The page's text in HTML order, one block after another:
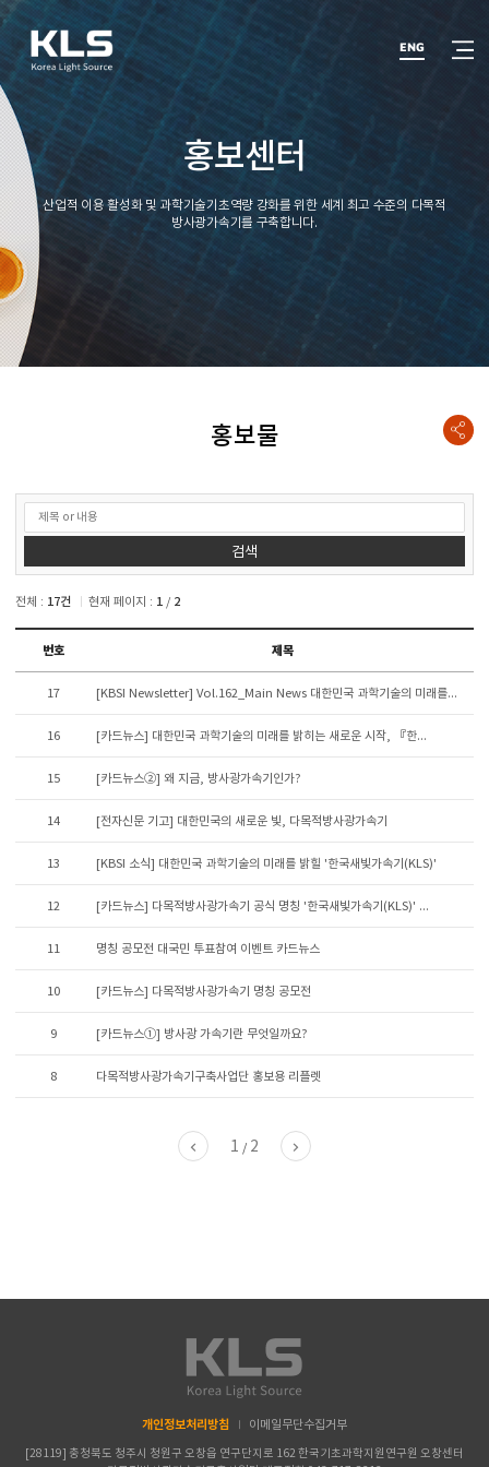
반복영역
건너뛰기
ENG 열기
홍보센터
산업적 이용 활성화 및 과학기술기초역량 강화를 위한 세계 최고 수준의 다목적
방사광가속기를 구축합니다.
홍보물
검색
전체 : 17건 현재 페이지 : 1/ 2
번호 제목
17 [KBSI Newsletter] Vol.162_Main News 대한민국 과학기술의 미래를...
16 [카드뉴스] 대한민국 과학기술의 미래를 밝히는 새로운 시작, 『한...
15 [카드뉴스②] 왜 지금, 방사광가속기인가?
14 [전자신문 기고] 대한민국의 새로운 빛, 다목적방사광가속기
13 [KBSI 소식] 대한민국 과학기술의 미래를 밝힐 '한국새빛가속기(KLS)'
12 [카드뉴스] 다목적방사광가속기 공식 명칭 '한국새빛가속기(KLS)' ...
11 명칭 공모전 대국민 투표참여 이벤트 카드뉴스
10 [카드뉴스] 다목적방사광가속기 명칭 공모전
9 [카드뉴스①] 방사광 가속기란 무엇일까요?
8 다목적방사광가속기구축사업단 홍보용 리플렛
1 / 2
개인정보처리방침 이메일무단수집거부
[28119] 충청북도 청주시 청원구 오창읍 연구단지로 162 한국기초과학지원연구원 오창센터